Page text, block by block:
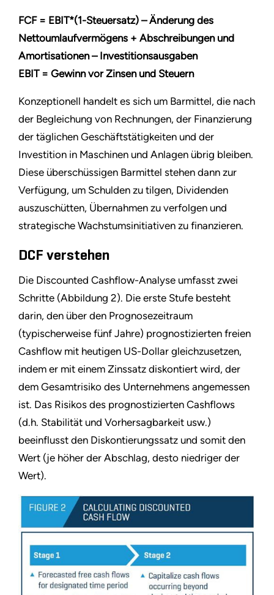
FCF = EBIT*(1-Steuersatz) – Änderung des
Nettoumlaufvermögens + Abschreibungen und
Amortisationen – Investitionsausgaben
EBIT = Gewinn vor Zinsen und Steuern
Konzeptionell handelt es sich um Barmittel, die nach
der Begleichung von Rechnungen, der Finanzierung
der täglichen Geschäftstätigkeiten und der
Investition in Maschinen und Anlagen übrig bleiben.
Diese überschüssigen Barmittel stehen dann zur
Verfügung, um Schulden zu tilgen, Dividenden
auszuschütten, Übernahmen zu verfolgen und
strategische Wachstumsinitiativen zu finanzieren.
DCF verstehen
Die Discounted Cashflow-Analyse umfasst zwei
Schritte (Abbildung 2). Die erste Stufe besteht
darin, den über den Prognosezeitraum
(typischerweise fünf Jahre) prognostizierten freien
Cashflow mit heutigen US-Dollar gleichzusetzen,
indem er mit einem Zinssatz diskontiert wird, der
dem Gesamtrisiko des Unternehmens angemessen
ist. Das Risikos des prognostizierten Cashflows
(d.h. Stabilität und Vorhersagbarkeit usw.)
beeinflusst den Diskontierungssatz und somit den
Wert (je höher der Abschlag, desto niedriger der
Wert).